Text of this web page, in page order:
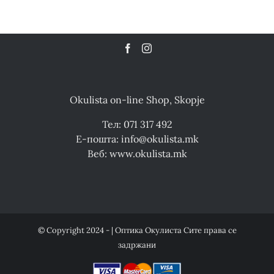
Okulista on-line Shop, Skopje
Тел: 071 317 492
Е-пошта: info@okulista.mk
Веб: www.okulista.mk
© Copyright 2024 - | Оптика Окулиста Сите права се
задржани